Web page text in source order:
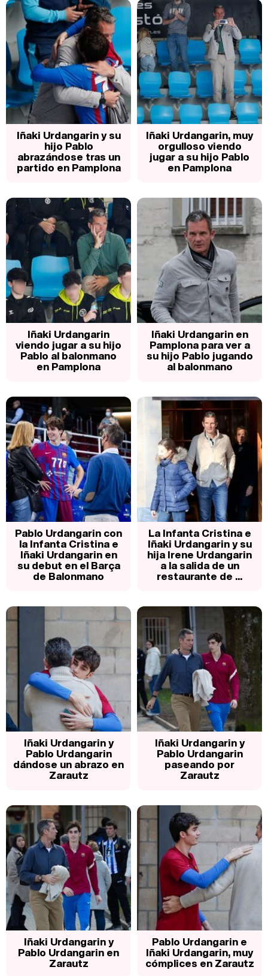
Iñaki Urdangarin y su
hijo Pablo
abrazándose tras un
partido en Pamplona
Iñaki Urdangarin, muy
orgulloso viendo
jugar a su hijo Pablo
en Pamplona
Iñaki Urdangarin
viendo jugar a su hijo
Pablo al balonmano
en Pamplona
Iñaki Urdangarin en
Pamplona para ver a
su hijo Pablo jugando
al balonmano
Pablo Urdangarin con
la Infanta Cristina e
Iñaki Urdangarin en
su debut en el Barça
de Balonmano
La Infanta Cristina e
Iñaki Urdangarin y su
hija Irene Urdangarin
a la salida de un
restaurante de ...
Iñaki Urdangarin y
Pablo Urdangarin
dándose un abrazo en
Zarautz
Iñaki Urdangarin y
Pablo Urdangarin
paseando por
Zarautz
Iñaki Urdangarin y
Pablo Urdangarin en
Zarautz
Pablo Urdangarin e
Iñaki Urdangarin, muy
cómplices en Zarautz